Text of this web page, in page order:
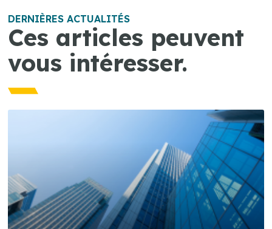
DERNIÈRES ACTUALITÉS
Ces articles peuvent
vous intéresser.